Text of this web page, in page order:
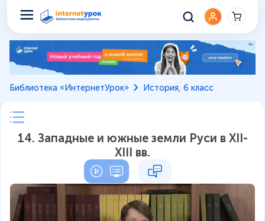
Библиотека «ИнтернетУрок» История, 6 класс
14. Западные и южные земли Руси в XII-
XIII вв.